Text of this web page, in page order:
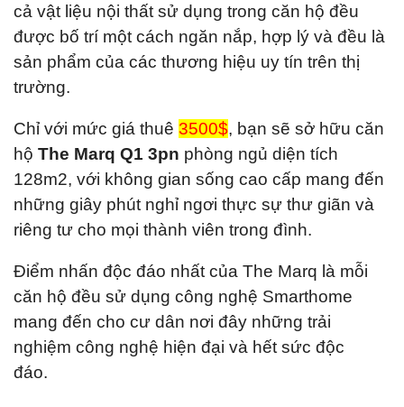
cả vật liệu nội thất sử dụng trong căn hộ đều
được bố trí một cách ngăn nắp, hợp lý và đều là
sản phẩm của các thương hiệu uy tín trên thị
trường.
Chỉ với mức giá thuê 3500$, bạn sẽ sở hữu căn
hộ The Marq Q1 3pn phòng ngủ diện tích
128m2, với không gian sống cao cấp mang đến
những giây phút nghỉ ngơi thực sự thư giãn và
riêng tư cho mọi thành viên trong đình.
Điểm nhấn độc đáo nhất của The Marq là mỗi
căn hộ đều sử dụng công nghệ Smarthome
mang đến cho cư dân nơi đây những trải
nghiệm công nghệ hiện đại và hết sức độc
đáo.